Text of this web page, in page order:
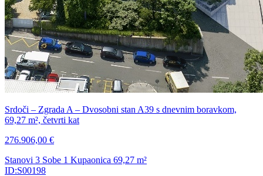
Srdoči – Zgrada A – Dvosobni stan A39 s dnevnim boravkom,
69,27 m², četvrti kat
276.906,00 €
Stanovi 3 Sobe 1 Kupaonica 69,27 m²
ID:S00198